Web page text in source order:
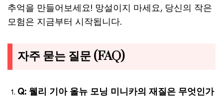
추억을 만들어보세요! 망설이지 마세요, 당신의 작은
모험은 지금부터 시작됩니다.
자주 묻는 질문 (FAQ)
Q: 웰리 기아 올뉴 모닝 미니카의 재질은 무엇인가